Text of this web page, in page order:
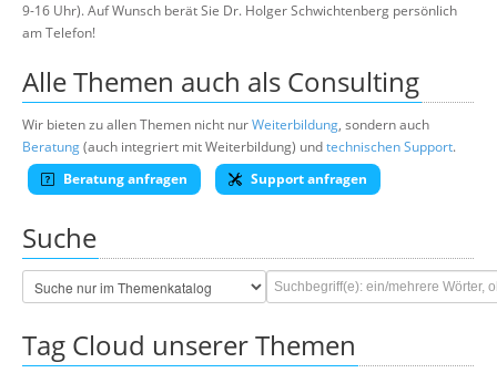
9-16 Uhr). Auf Wunsch berät Sie Dr. Holger Schwichtenberg persönlich
am Telefon!
Alle Themen auch als Consulting
Wir bieten zu allen Themen nicht nurWeiterbildung, sondern auch
Beratung(auch integriert mit Weiterbildung) undtechnischen Support.
Beratung anfragen
Support anfragen
Suche
Tag Cloud unserer Themen